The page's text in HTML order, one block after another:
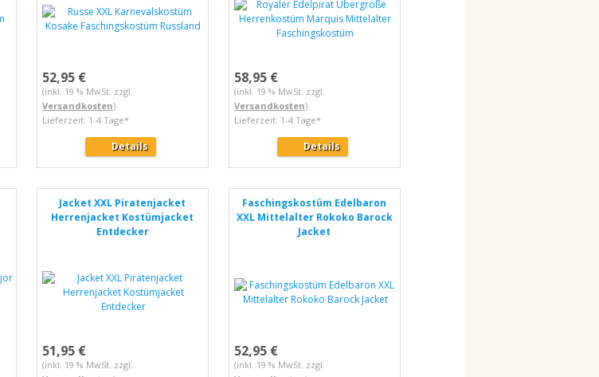
52,95 €
(inkl. 19 % MwSt. zzgl.
Versandkosten)
Lieferzeit: 1-4 Tage*
Details
58,95 €
(inkl. 19 % MwSt. zzgl.
Versandkosten)
Lieferzeit: 1-4 Tage*
Details
Jacket XXL Piratenjacket
Herrenjacket Kostümjacket
Entdecker
51,95 €
(inkl. 19 % MwSt. zzgl.
Faschingskostüm Edelbaron
XXL Mittelalter Rokoko Barock
Jacket
52,95 €
(inkl. 19 % MwSt. zzgl.